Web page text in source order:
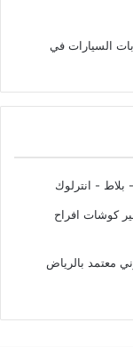
السيارات في
- انترلوك
كوشات افراح
معتمد بالرياض